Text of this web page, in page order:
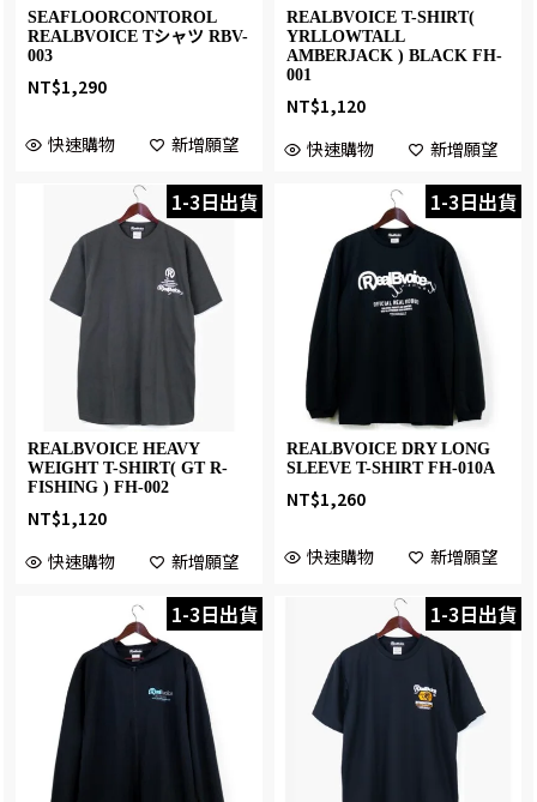
SEAFLOORCONTOROL
REALBVOICE Tシャツ RBV-
003
NT$1,290
快速購物 新增願望
REALBVOICE T-SHIRT(
YRLLOWTALL
AMBERJACK ) BLACK FH-
001
NT$1,120
快速購物
新增願望
1-3日出貨
REALBVOICE HEAVY
WEIGHT T-SHIRT( GT R-
FISHING ) FH-002
NT$1,120
快速購物
新增願望
1-3日出貨
REALBVOICE DRY LONG
SLEEVE T-SHIRT FH-010A
NT$1,260
快速購物 新增願望
1-3日出貨 1-3日出貨